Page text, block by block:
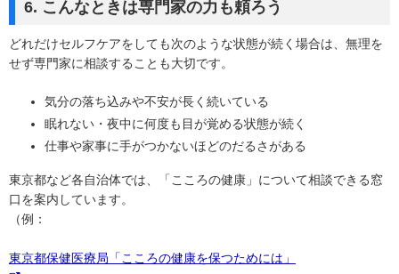
6. こんなときは専門家の力も頼ろう
どれだけセルフケアをしても次のような状態が続く場合は、無理を
せず専門家に相談することも大切です。
気分の落ち込みや不安が長く続いている
眠れない・夜中に何度も目が覚める状態が続く
仕事や家事に手がつかないほどのだるさがある
東京都など各自治体では、「こころの健康」について相談できる窓
口を案内しています。
（例：
東京都保健医療局「こころの健康を保つためには」